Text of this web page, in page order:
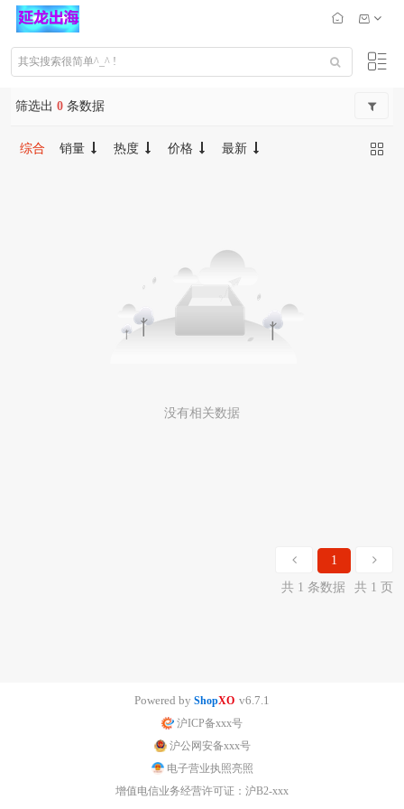
筛选出 0 条数据
综合 销量 热度 价格 最新
没有相关数据
1
共 1 条数据
共 1 页
Powered by ShopXO v6.7.1
沪ICP备xxx号
沪公网安备xxx号
电子营业执照亮照
增值电信业务经营许可证：沪B2-xxx